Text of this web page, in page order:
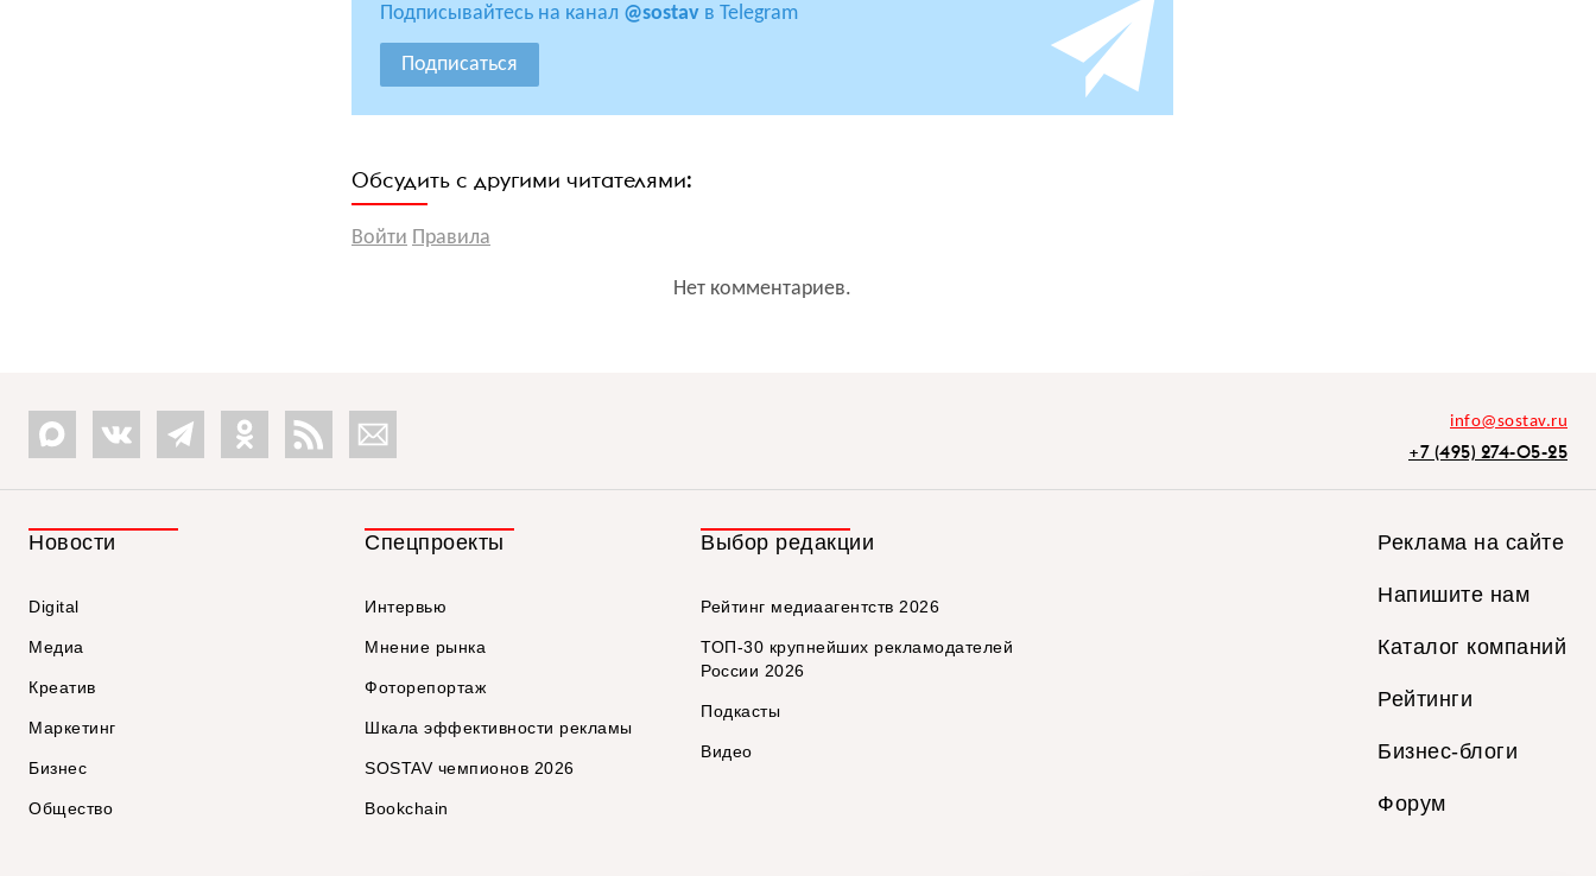
Подписывайтесь на канал @sostav в Telegram
Подписаться
Обсудить с другими читателями:
Войти Правила
Нет комментариев.
info@sostav.ru
+7 (495) 274-05-25
Новости
Digital
Медиа
Креатив
Маркетинг
Бизнес
Общество
Спецпроекты
Интервью
Мнение рынка
Фоторепортаж
Шкала эффективности рекламы
SOSTAV чемпионов 2026
Bookchain
Выбор редакции
Рейтинг медиаагентств 2026
ТОП-30 крупнейших рекламодателей
России 2026
Подкасты
Видео
Реклама на сайте
Напишите нам
Каталог компаний
Рейтинги
Бизнес-блоги
Форум